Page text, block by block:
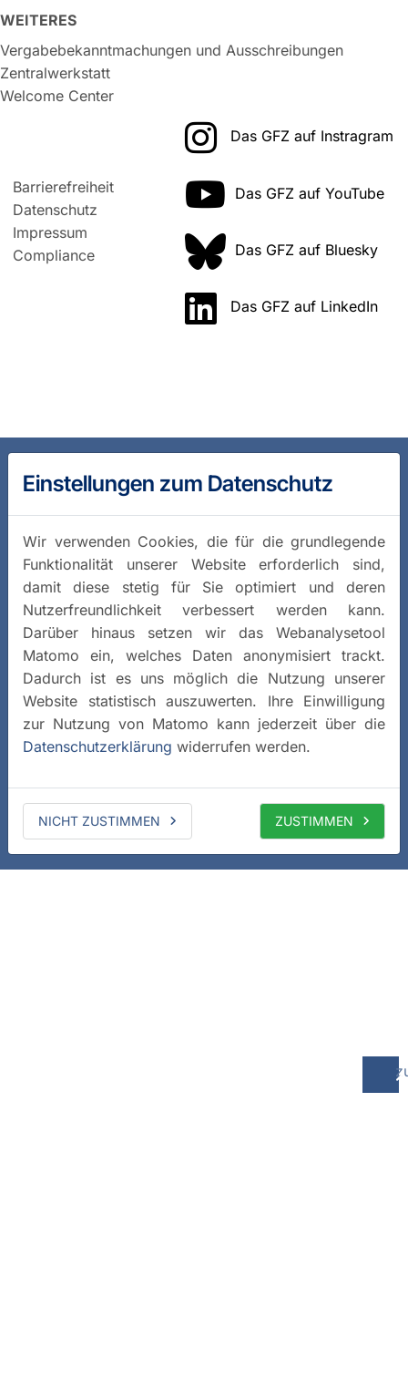
WEITERES
Vergabebekanntmachungen und Ausschreibungen
Zentralwerkstatt
Welcome Center
Barrierefreiheit
Datenschutz
Impressum
Compliance
Das GFZ auf Instragram
Das GFZ auf YouTube
Das GFZ auf Bluesky
Das GFZ auf LinkedIn
Einstellungen zum Datenschutz
Wir verwenden Cookies, die für die grundlegende
Funktionalität unserer Website erforderlich sind,
damit diese stetig für Sie optimiert und deren
Nutzerfreundlichkeit verbessert werden kann.
Darüber hinaus setzen wir das Webanalysetool
Matomo ein, welches Daten anonymisiert trackt.
Dadurch ist es uns möglich die Nutzung unserer
Website statistisch auszuwerten. Ihre Einwilligung
zur Nutzung von Matomo kann jederzeit über die
Datenschutzerklärung widerrufen werden.
NICHT ZUSTIMMEN ZUSTIMMEN